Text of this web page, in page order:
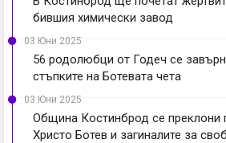
бившия химически завод
03 Юни 2025
56 родолюбци от Годеч се
стъпките на Ботевата чета
03 Юни 2025
Oбщина Костинброд се преклони
Христо Ботев и загиналите за